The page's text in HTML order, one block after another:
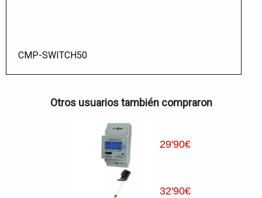
CMP-SWITCH50
Otros usuarios también compraron
29'90€
32'90€